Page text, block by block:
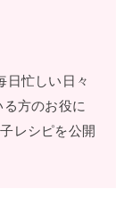
日忙しい日々
方のお役に
レシピを公開